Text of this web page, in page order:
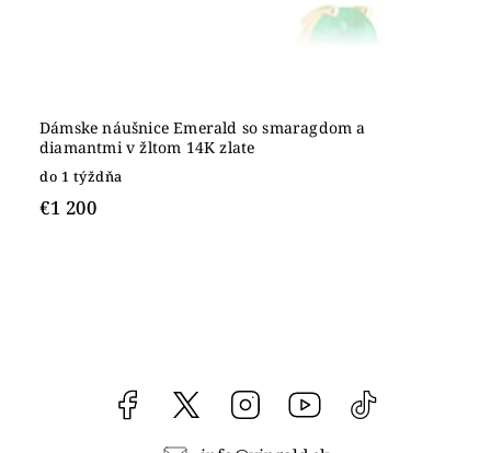
Dámske náušnice Emerald so smaragdom a
diamantmi v žltom 14K zlate
do 1 týždňa
€1 200
Facebook vipgoldsk Instagram YouTube